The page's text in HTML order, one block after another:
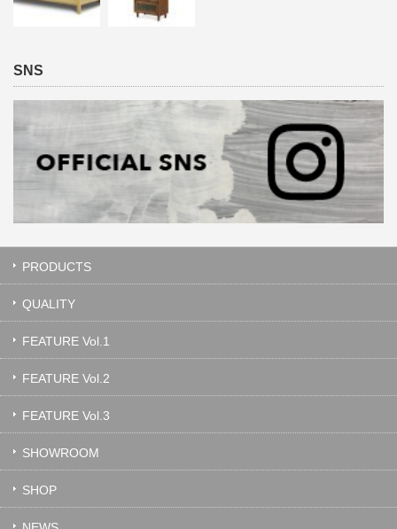
SNS
PRODUCTS
QUALITY
FEATURE Vol.1
FEATURE Vol.2
FEATURE Vol.3
SHOWROOM
SHOP